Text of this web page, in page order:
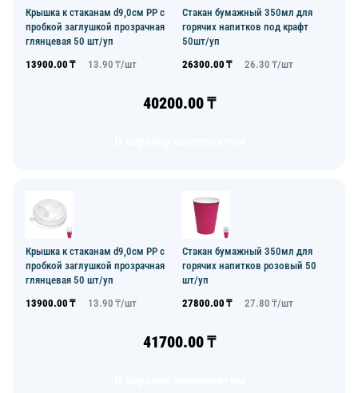
Крышка к стаканам d9,0см PP с
пробкой заглушкой прозрачная
глянцевая 50 шт/уп
13900.00 ₸ 13.90 ₸/шт
Стакан бумажный 350мл для
горячих напитков под крафт
50шт/уп
26300.00 ₸ 26.30 ₸/шт
40200.00₸
Крышка к стаканам d9,0см PP с
пробкой заглушкой прозрачная
глянцевая 50 шт/уп
13900.00 ₸ 13.90 ₸/шт
Стакан бумажный 350мл для
горячих напитков розовый 50
шт/уп
27800.00 ₸ 27.80 ₸/шт
41700.00₸